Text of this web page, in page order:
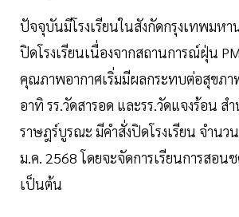
ปัจจุบันมีโรงเรียนในสังกัดกรุงเทพมหา
ปิดโรงเรียนเนื่องจากสถานการณ์ฝุ่น
คุณภาพอากาศเริ่มมีผลกระทบต่อสุขภา
อาทิ รร.วัดสารอด และรร.วัดแจงร้อน ส
ราษฎร์บูรณะ มีคำสั่งปิดโรงเรียน จำนว
ม.ค. 2568 โดยจะจัดการเรียนการสอน
เป็นต้น